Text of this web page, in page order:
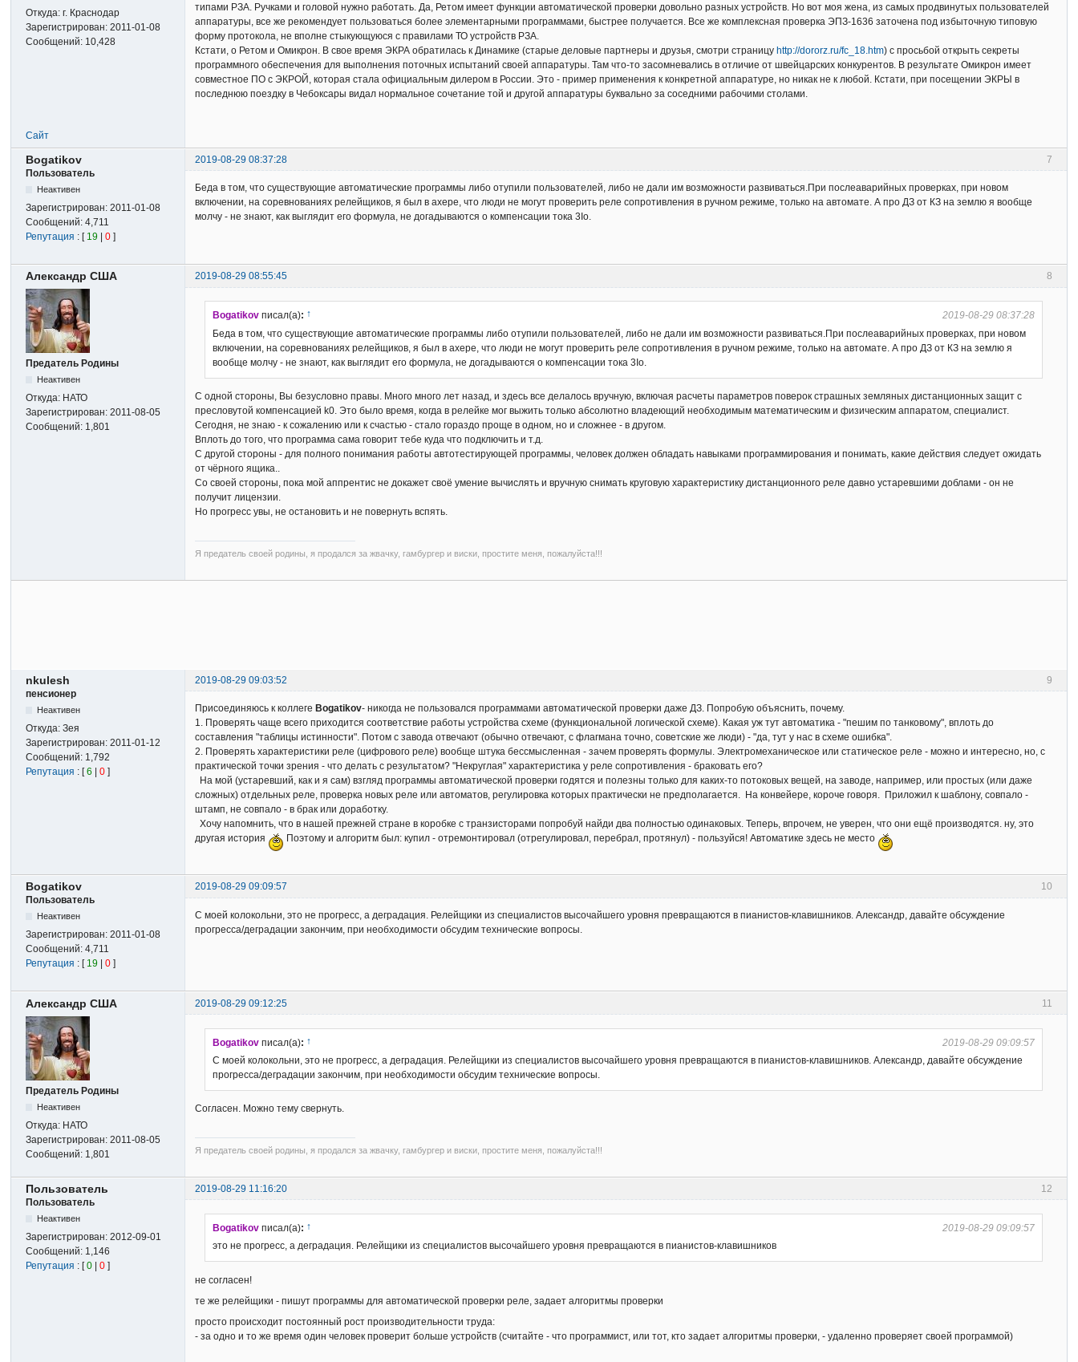
Откуда:г. Краснодар
Зарегистрирован:2011-01-08
Сообщений: 10,428
типами РЗА. Ручками и головой нужно работать. Да, Ретом имеет функции автоматической проверки довольно разных устройств. Но вот моя жена, из самых продвинутых пользователей
аппаратуры, все же рекомендует пользоваться более элементарными программами, быстрее получается. Все же комплексная проверка ЭПЗ-1636 заточена под избыточную типовую
форму протокола, не вполне стыкующуюся с правилами ТО устройств РЗА.
Кстати, о Ретом и Омикрон. В свое время ЭКРА обратилась к Динамике (старые деловые партнеры и друзья, смотри страницуhttp://dororz.ru/fc_18.htm) с просьбой открыть секреты
программного обеспечения для выполнения поточных испытаний своей аппаратуры. Там что-то засомневались в отличие от швейцарских конкурентов. В результате Омикрон имеет
совместное ПО с ЭКРОЙ, которая стала официальным дилером в России. Это - пример применения к конкретной аппаратуре, но никак не к любой. Кстати, при посещении ЭКРЫ в
последнюю поездку в Чебоксары видал нормальное сочетание той и другой аппаратуры буквально за соседними рабочими столами.
Сайт
7
Bogatikov
2019-08-29 08:37:28
Пользователь
Неактивен
Зарегистрирован:2011-01-08
Сообщений:4,711
Репутация : [ 19 |0 ]
Беда в том, что существующие автоматические программы либо отупили пользователей, либо не дали им возможности развиваться.При послеаварийных проверках, при новом
включении, на соревнованиях релейщиков, я был в ахере, что люди не могут проверить реле сопротивления в ручном режиме, только на автомате. А про ДЗ от КЗ на землю я вообще
молчу - не знают, как выглядит его формула, не догадываются о компенсации тока 3Iо.
8
Александр США 2019-08-29 08:55:45
Предатель Родины
Неактивен
Откуда: НАТО
Зарегистрирован:2011-08-05
Сообщений: 1,801
Bogatikov писал(а): ↑
2019-08-29 08:37:28
Беда в том, что существующие автоматические программы либо отупили пользователей, либо не дали им возможности развиваться.При послеаварийных проверках, при новом
включении, на соревнованиях релейщиков, я был в ахере, что люди не могут проверить реле сопротивления в ручном режиме, только на автомате. А про ДЗ от КЗ на землю я
вообще молчу - не знают, как выглядит его формула, не догадываются о компенсации тока 3Iо.
С одной стороны, Вы безусловно правы. Много много лет назад, и здесь все делалось вручную, включая расчеты параметров поверок страшных земляных дистанционных защит с
пресловутой компенсацией k0. Это было время, когда в релейке мог выжить только абсолютно владеющий необходимым математическим и физическим аппаратом, специалист.
Сегодня, не знаю - к сожалению или к счастью - стало гораздо проще в одном, но и сложнее - в другом.
Вплоть до того, что программа сама говорит тебе куда что подключить и т.д.
С другой стороны - для полного понимания работы автотестирующей программы, человек должен обладать навыками программирования и понимать, какие действия следует ожидать
от чёрного ящика..
Со своей стороны, пока мой аппрентис не докажет своё умение вычислять и вручную снимать круговую характеристику дистанционного реле давно устаревшими доблами - он не
получит лицензии.
Но прогресс увы, не остановить и не повернуть вспять.
Я предатель своей родины, я продался за жвачку, гамбургер и виски, простите меня, пожалуйста!!!
9
nkulesh
2019-08-29 09:03:52
пенсионер
Неактивен
Откуда:Зея
Зарегистрирован:2011-01-12
Сообщений: 1,792
Репутация : [6 |0 ]
Присоединяюсь к коллеге Bogatikov- никогда не пользовался программами автоматической проверки даже ДЗ. Попробую объяснить, почему.
1. Проверять чаще всего приходится соответствие работы устройства схеме (функциональной логической схеме). Какая уж тут автоматика - "пешим по танковому", вплоть до
составления "таблицы истинности". Потом с завода отвечают (обычно отвечают, с флагмана точно, советские же люди) - "да, тут у нас в схеме ошибка".
2. Проверять характеристики реле (цифрового реле) вообще штука бессмысленная - зачем проверять формулы. Электромеханическое или статическое реле - можно и интересно, но, с
практической точки зрения - что делать с результатом? "Некруглая" характеристика у реле сопротивления - браковать его?
На мой (устаревший, как и я сам) взгляд программы автоматической проверки годятся и полезны только для каких-то потоковых вещей, на заводе, например, или простых (или даже
сложных) отдельных реле, проверка новых реле или автоматов, регулировка которых практически не предполагается. На конвейере, короче говоря. Приложил к шаблону, совпало -
штамп, не совпало - в брак или доработку.
Хочу напомнить, что в нашей прежней стране в коробке с транзисторами попробуй найди два полностью одинаковых. Теперь, впрочем, не уверен, что они ещё производятся. ну, это
другая история
Поэтому и алгоритм был: купил - отремонтировал (отрегулировал, перебрал, протянул) - пользуйся! Автоматике здесь не место
10
Bogatikov
2019-08-29 09:09:57
Пользователь
Неактивен
Зарегистрирован:2011-01-08
Сообщений:4,711
Репутация : [ 19 |0 ]
С моей колокольни, это не прогресс, а деградация. Релейщики из специалистов высочайшего уровня превращаются в пианистов-клавишников. Александр, давайте обсуждение
прогресса/деградации закончим, при необходимости обсудим технические вопросы.
11
Александр США 2019-08-29 09:12:25
Предатель Родины
Неактивен
Откуда: НАТО
Зарегистрирован:2011-08-05
Сообщений: 1,801
Bogatikov писал(а): ↑
2019-08-29 09:09:57
С моей колокольни, это не прогресс, а деградация. Релейщики из специалистов высочайшего уровня превращаются в пианистов-клавишников. Александр, давайте обсуждение
прогресса/деградации закончим, при необходимости обсудим технические вопросы.
Согласен. Можно тему свернуть.
Я предатель своей родины, я продался за жвачку, гамбургер и виски, простите меня, пожалуйста!!!
12
Пользователь
2019-08-29 11:16:20
Пользователь
Неактивен
Зарегистрирован:2012-09-01
Сообщений: 1,146
Репутация : [0 |0 ]
Bogatikov писал(а): ↑
2019-08-29 09:09:57
это не прогресс, а деградация. Релейщики из специалистов высочайшего уровня превращаются в пианистов-клавишников
не согласен!
те же релейщики - пишут программы для автоматической проверки реле, задает алгоритмы проверки
просто происходит постоянный рост производительности труда:
- за одно и то же время один человек проверит больше устройств (считайте - что программист, или тот, кто задает алгоритмы проверки, - удаленно проверяет своей программой)